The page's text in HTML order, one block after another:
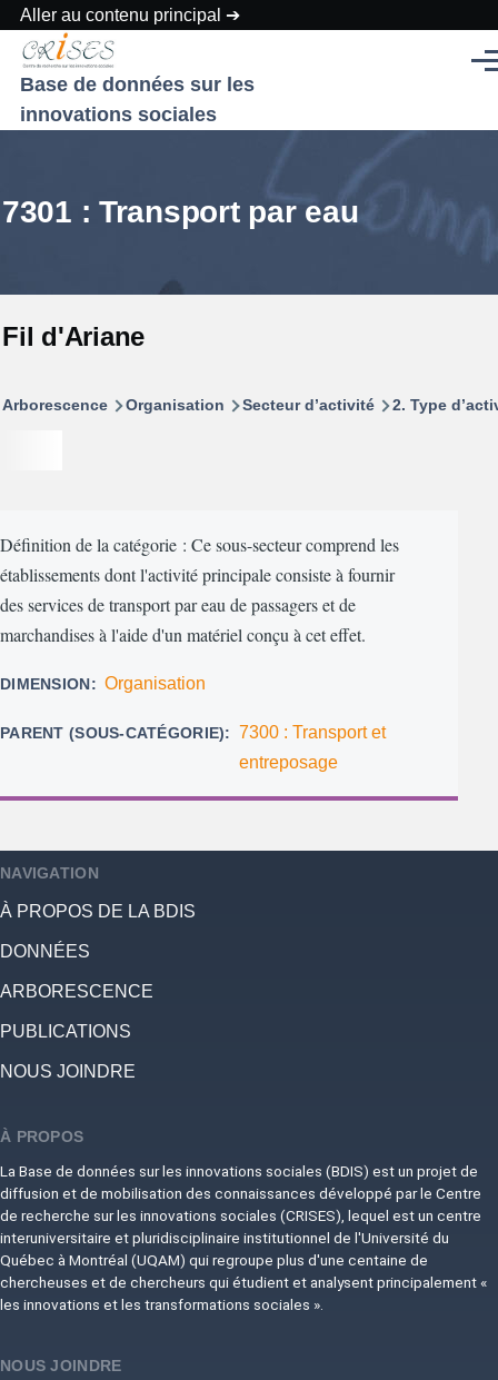
Aller au contenu principal
Base de données sur les
innovations sociales
7301 : Transport par eau
Fil d'Ariane
Arborescence Organisation Secteur d’activité 2. Type
Définition de la catégorie : Ce sous-secteur comprend les
établissements dont l'activité principale consiste à fournir
des services de transport par eau de passagers et de
marchandises à l'aide d'un matériel conçu à cet effet.
DIMENSION Organisation
PARENT (SOUS-CATÉGORIE)
7300 : Transport et
entreposage
NAVIGATION
À PROPOS DE LA BDIS
DONNÉES
ARBORESCENCE
PUBLICATIONS
NOUS JOINDRE
À PROPOS
La Base de données sur les innovations sociales (BDIS) est un projet de
diffusion et de mobilisation des connaissances développé par le Centre
de recherche sur les innovations sociales (CRISES), lequel est un centre
interuniversitaire et pluridisciplinaire institutionnel de l'Université du
Québec à Montréal (UQAM) qui regroupe plus d'une centaine de
chercheuses et de chercheurs qui étudient et analysent principalement «
les innovations et les transformations sociales ».
NOUS JOINDRE